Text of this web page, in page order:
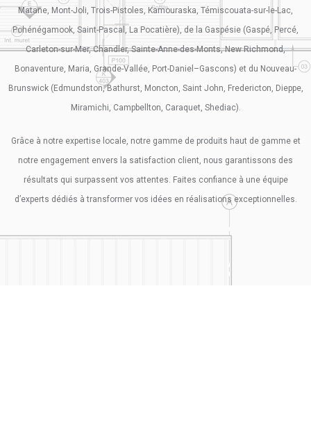
Matane, Mont-Joli, Trois-Pistoles, Kamouraska, Témiscouata-sur-le-Lac,
Pohénégamook, Saint-Pascal, La Pocatière), de la Gaspésie (Gaspé, Percé,
Carleton-sur-Mer, Chandler, Sainte-Anne-des-Monts, New Richmond,
Bonaventure, Maria, Grande-Vallée, Port-Daniel–Gascons) et du Nouveau-
Brunswick (Edmundston, Bathurst, Moncton, Saint John, Fredericton, Dieppe,
Miramichi, Campbellton, Caraquet, Shediac).
Grâce à notre expertise locale, notre gamme de produits haut de gamme et
notre engagement envers la satisfaction client, nous garantissons des
résultats qui surpassent vos attentes. Faites confiance à une équipe
d’experts dédiés à transformer vos idées en réalisations exceptionnelles.